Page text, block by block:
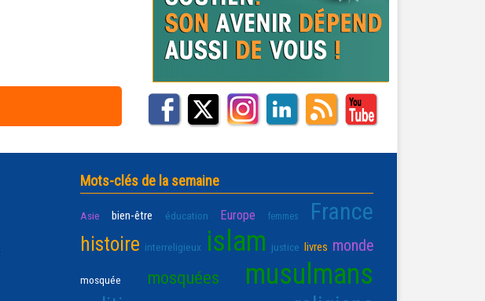
Mots-clés de la semaine
Asie bien-être éducation Europe femmes France
histoire interreligieux islam justice livres monde
mosquée mosquées musulmans